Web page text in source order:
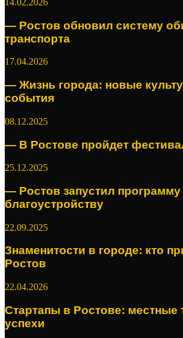
14.02.2026
— Ростов обновил систему
транспорта
17.04.2026
— Жизнь города: новые
события
08.12.2025
— В Ростове пройдет
25.12.2025
— Ростов запустил программу
благоустройству
22.09.2025
Знаменитости в городе: кто
Ростов
22.04.2026
Стартапы в Ростове: местные
успехи